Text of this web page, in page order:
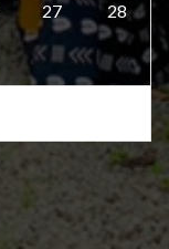
27 28